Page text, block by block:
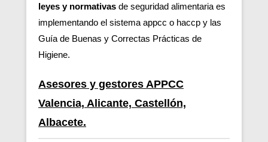
leyes y normativas de seguridad alimentaria es
implementando el sistema appcc o haccp y las
Guía de Buenas y Correctas Prácticas de
Higiene.
Asesores y gestores APPCC
Valencia, Alicante, Castellón,
Albacete.